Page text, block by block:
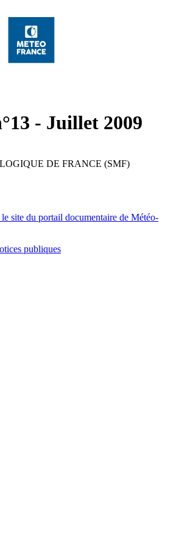
- Juillet 2009
DE FRANCE (SMF)
site du portail documentaire de Météo-
publiques